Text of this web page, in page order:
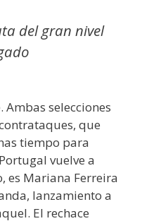
del gran nivel
selecciones
que
tiempo para
vuelve a
es Mariana Ferreira
lanzamiento a
El rechace